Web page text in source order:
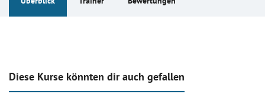
Diese Kurse könnten dir auch gefallen